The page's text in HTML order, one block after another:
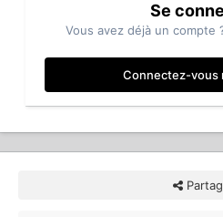
Se
Vous avez déjà un compte
Connectez-vous